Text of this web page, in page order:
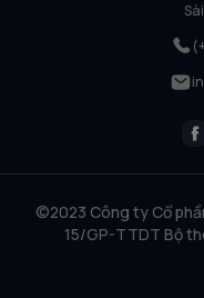
©2023 Công ty Cổ
15/GP-TTDT Bộ